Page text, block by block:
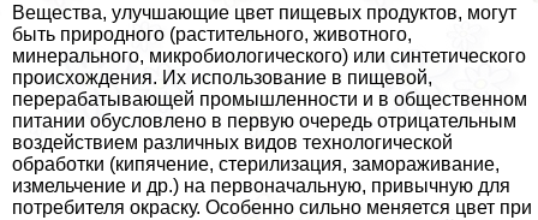
Вещества, улучшающие цвет пищевых продуктов, могут
быть природного (растительного, животного,
минерального, микробиологического) или синтетического
происхождения. Их использование в пищевой,
переpaбатывающей промышленности и в общественном
питании обусловлено в первую очередь отрицательным
воздействием различных видов технологической
обработки (кипячение, стерилизация, замораживание,
измельчение и др.) на первоначальную, привычную для
потребителя окраску. Особенно сильно меняется цвет при